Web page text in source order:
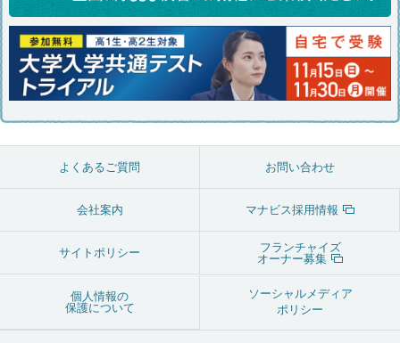
よくあるご質問 お問い合わせ
会社案内 マナビス採用情報
サイトポリシー
フランチャイズ
オーナー募集
個人情報の
保護について
ソーシャルメディア
ポリシー